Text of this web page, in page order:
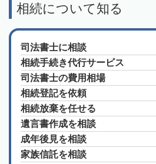
相続について知る
司法書士に相談
相続手続き代行サービス
司法書士の費用相場
相続登記を依頼
相続放棄を任せる
遺言書作成を相談
成年後見を相談
家族信託を相談